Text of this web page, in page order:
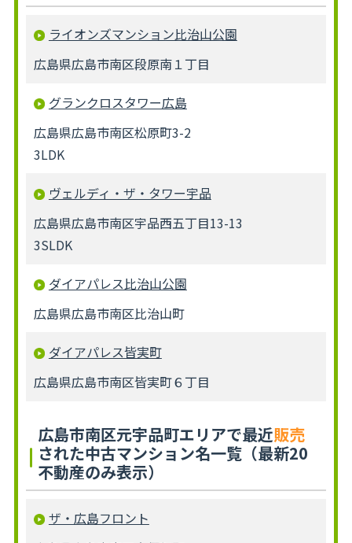
ライオンズマンション比治山公園
広島県広島市南区段原南１丁目
グランクロスタワー広島
広島県広島市南区松原町3-2
3LDK
ヴェルディ・ザ・タワー宇品
広島県広島市南区宇品西五丁目13-13
3SLDK
ダイアパレス比治山公園
広島県広島市南区比治山町
ダイアパレス皆実町
広島県広島市南区皆実町６丁目
広島市南区元宇品町エリアで最近販売
された中古マンション名一覧（最新20
不動産のみ表示）
ザ・広島フロント